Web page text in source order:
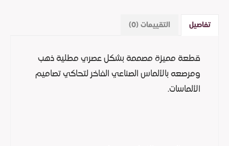
تفاصيل التقييمات (0)
قطعة مميزة مصممة بشكل عصري مطلية ذهب
ومرصعه بالألماس الصناعي الفاخر لتحاكي تصاميم
الألماسات.